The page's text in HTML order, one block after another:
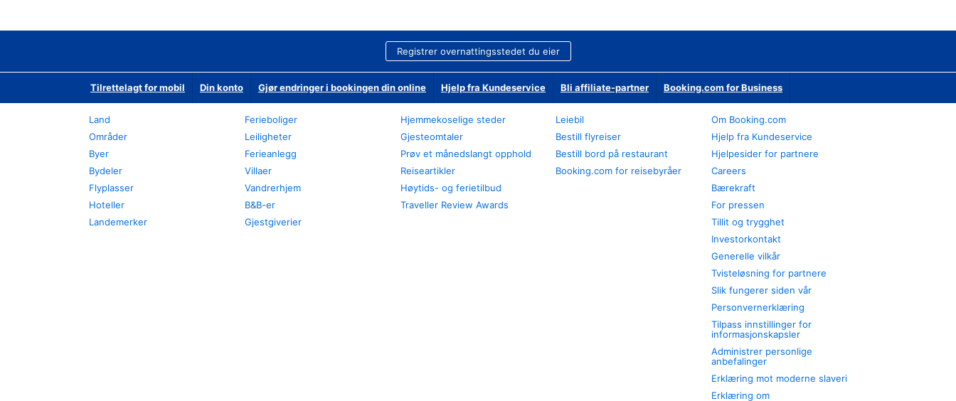
Registrer overnattingsstedet du eier
Tilrettelagt for mobil Din konto Gjør endringer i bookingen din online Hjelp fra Kundeservice Bli affiliate-partner Booking.com for Business
Land
Områder
Byer
Bydeler
Flyplasser
Hoteller
Landemerker
Ferieboliger
Leiligheter
Ferieanlegg
Villaer
Vandrerhjem
B&B-er
Gjestgiverier
Hjemmekoselige steder
Gjesteomtaler
Prøv et månedslangt opphold
Reiseartikler
Høytids- og ferietilbud
Traveller Review Awards
Leiebil
Bestill flyreiser
Bestill bord på restaurant
Booking.com for reisebyråer
Om Booking.com
Hjelp fra Kundeservice
Hjelpesider for partnere
Careers
Bærekraft
For pressen
Tillit og trygghet
Investorkontakt
Generelle vilkår
Tvisteløsning for partnere
Slik fungerer siden vår
Personvernerklæring
Tilpass innstillinger for
informasjonskapsler
Administrer personlige
anbefalinger
Erklæring mot moderne slaveri
Erklæring om